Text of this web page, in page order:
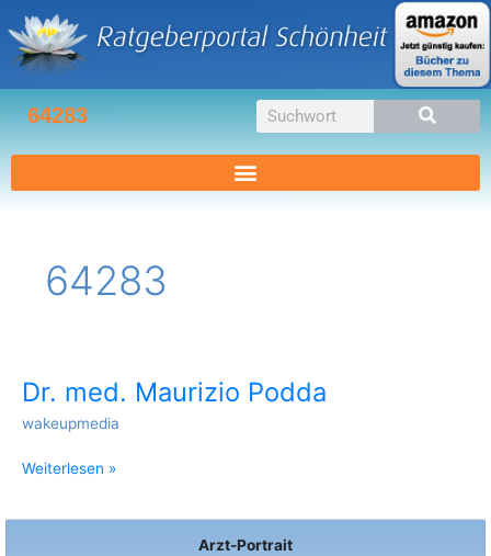
Inhalt
springen
64283 Suche
Arzt-Portrait
64283
Dr. med. Maurizio Podda
wakeupmedia
Dr.
Maurizio
Weiterlesen »